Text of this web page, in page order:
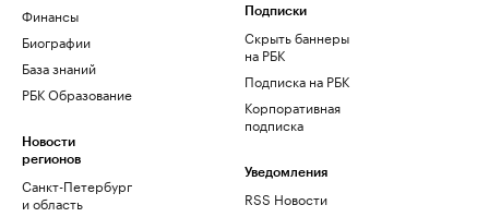
Финансы
Биографии
База знаний
РБК Образование
Новости
регионов
Санкт-Петербург
и область
Подписки
Скрыть баннеры
на РБК
Подписка на РБК
Корпоративная
подписка
Уведомления
RSS Новости